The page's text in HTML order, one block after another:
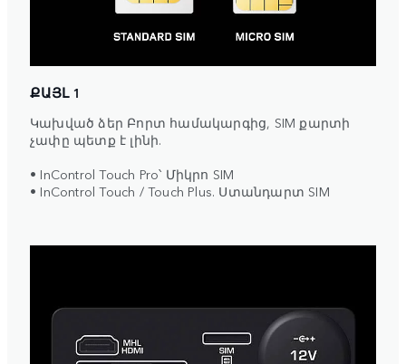
ՔԱՅԼ 1
Կախված ձեր Բորտ համակարգից, SIM քարտի
չափը պետք է լինի.
• InControl Touch Pro՝ Միկրո SIM
• InControl Touch / Touch Plus. Ստանդարտ SIM